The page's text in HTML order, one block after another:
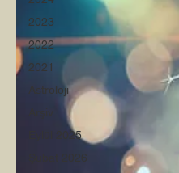
2023
2022
2021
Astroloji
Eylül 2025
Şubat 2026